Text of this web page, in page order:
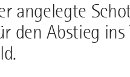
angelegte
den Abstieg